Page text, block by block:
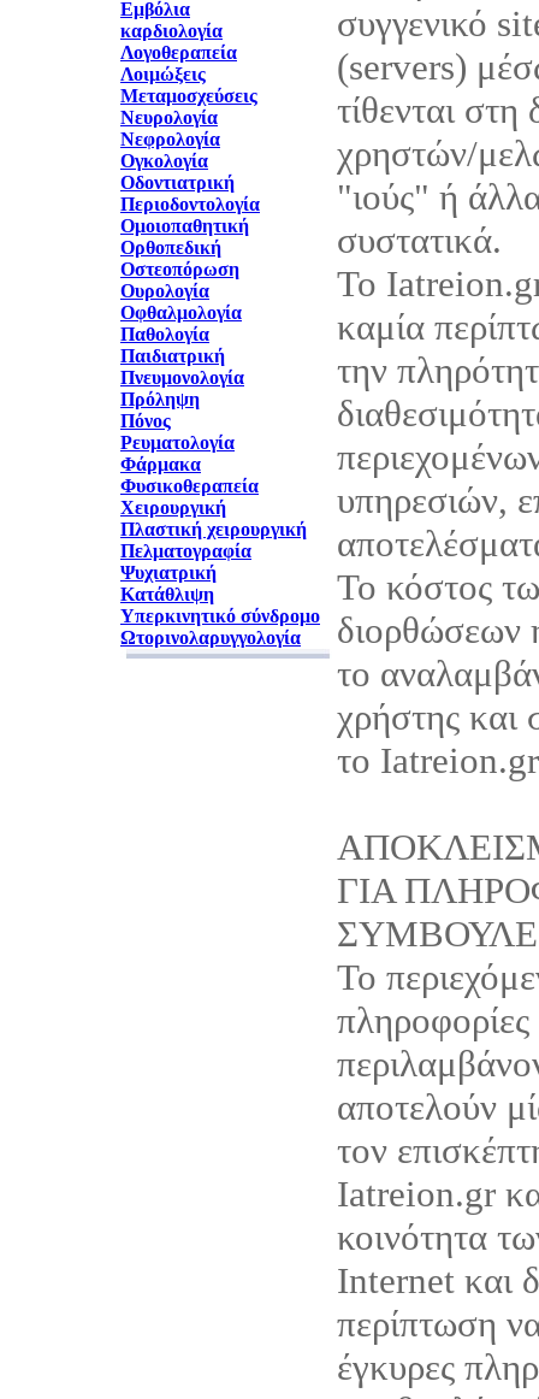
Εμβόλια
καρδιολογία
Λογοθεραπεία
Λοιμώξεις
Μεταμοσχεύσεις
Νευρολογία
Νεφρολογία
Ογκολογία
Οδοντιατρική
Περιοδοντολογία
Ομοιοπαθητική
Ορθοπεδική
Οστεοπόρωση
Ουρολογία
Οφθαλμολογία
Παθολογία
Παιδιατρική
Πνευμονολογία
Πρόληψη
Πόνος
Ρευματολογία
Φάρμακα
Φυσικοθεραπεία
Χειρουργική
Πλαστική χειρουργική
Πελματογραφία
Ψυχιατρική
Κατάθλιψη
Υπερκινητικό σύνδρομο
Ωτορινολαρυγγολογία
συγγενικό
(servers)
τίθενται
χρηστών/
"ιούς" ή
συστατικά.
Το
καμία
την
υπηρεσιών,
Το κόστος
διορθώσεων
το
χρήστης και
το
ΓΙΑ
Το
αποτελούν
τον
Iatreion.gr
κοινότητα
Internet και
περίπτωση
έγκυρες